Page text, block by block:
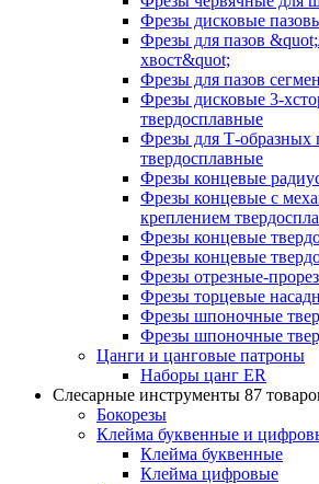
Фрезы дисковые
Фрезы для пазов
хвост&quot;
Фрезы для пазов
Фрезы дисковые 3-
твердосплавные
Фрезы для Т-образных
твердосплавные
Фрезы концевые
Фрезы концевые с
креплением
Фрезы концевые
Фрезы концевые
Фрезы отрезные-
Фрезы торцевые
Фрезы шпоночные
Фрезы шпоночные
Цанги и цанговые патроны
Наборы цанг ER
Слесарные инструменты 87
Бокорезы
Клейма буквенные и
Клейма буквенные
Клейма цифровые